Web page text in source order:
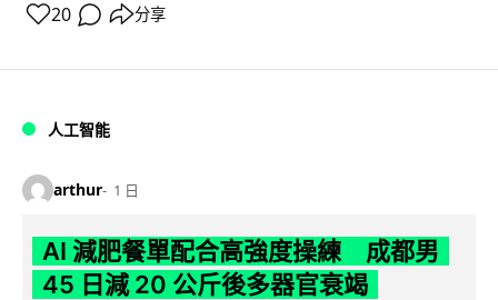
20 分享
人工智能
arthur 1 日
AI 減肥餐單配合高強度操練 成都男
45 日減 20 公斤後多器官衰竭